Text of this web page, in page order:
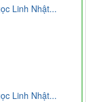
Linh Nhật...
Linh Nhật...